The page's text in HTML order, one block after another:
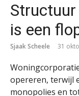
is een
Sjaak Scheele 31
opereren, terwijl
monopolies en